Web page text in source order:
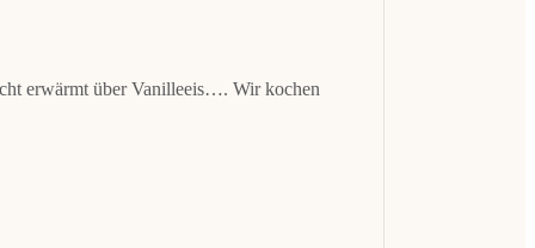
erwärmt über Vanilleeis…. Wir kochen